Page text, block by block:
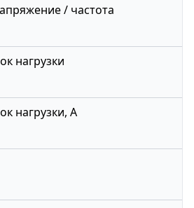
/ частота
нагрузки
нагрузки, А